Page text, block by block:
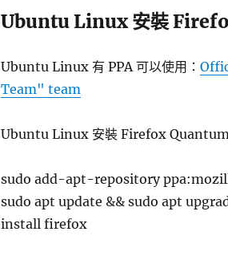
Ubuntu Linux 安裝
Ubuntu Linux 有 PPA 可以使用：
Team" team
Ubuntu Linux 安裝 Firefox
sudo add-apt-repository
sudo apt update && sudo apt
install firefox